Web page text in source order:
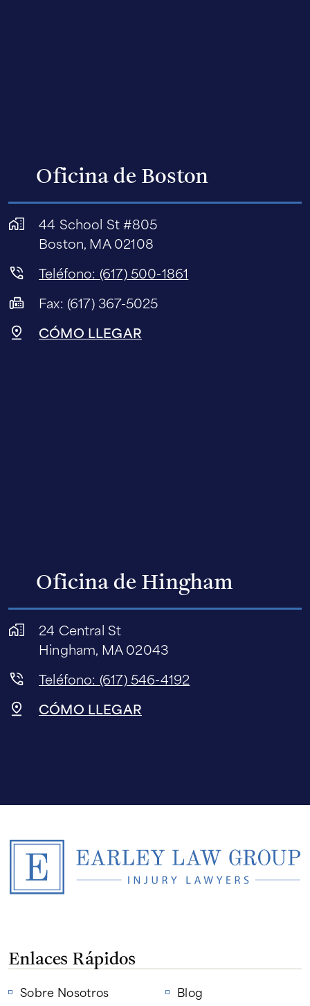
Oficina de Boston
44 School St #805
Boston, MA 02108
Teléfono: (617) 500-1861
Fax: (617) 367-5025
CÓMO LLEGAR
Oficina de Hingham
24 Central St
Hingham, MA 02043
Teléfono: (617) 546-4192
CÓMO LLEGAR
Enlaces Rápidos
Sobre Nosotros
Blog